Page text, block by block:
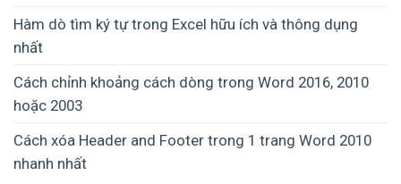
Hàm dò tìm ký tự trong Excel hữu ích và thông dụng
nhất
Cách chỉnh khoảng cách dòng trong Word 2016, 2010
hoặc 2003
Cách xóa Header and Footer trong 1 trang Word 2010
nhanh nhất